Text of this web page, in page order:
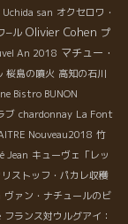
Uchida san オクセロワ・
−ル Olivier Cohen プ
An 2018 マチュー・
桜島の噴火 高知の石川
Bistro BUNON
ブ chardonnay La Font
Nouveau2018 竹
Jean キューヴェ「レッ
ストッフ・パカレ収穫
ヴァン・ナチュールのビ
フランス対ウルグアイ：